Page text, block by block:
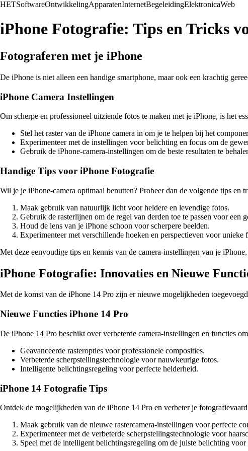
HETSoftwareOntwikkelingApparatenInternetBegeleidingElektronicaWeb
iPhone Fotografie: Tips en Tricks
Fotograferen met je iPhone
De iPhone is niet alleen een handige smartphone, maar ook een krachtig
iPhone Camera Instellingen
Om scherpe en professioneel uitziende fotos te maken met je iPhone, is het
Stel het raster van de iPhone camera in om je te helpen bij het
Experimenteer met de instellingen voor belichting en focus om de
Gebruik de iPhone-camera-instellingen om de beste resultaten te
Handige Tips voor iPhone Fotografie
Wil je je iPhone-camera optimaal benutten? Probeer dan de volgende tips en
Maak gebruik van natuurlijk licht voor heldere en levendige fotos.
Gebruik de rasterlijnen om de regel van derden toe te passen voor een
Houd de lens van je iPhone schoon voor scherpere beelden.
Experimenteer met verschillende hoeken en perspectieven voor unieke
Met deze eenvoudige tips en kennis van de camera-instellingen van je
iPhone Fotografie: Innovaties en Nieuwe
Met de komst van de iPhone 14 Pro zijn er nieuwe mogelijkheden
Nieuwe Functies iPhone 14 Pro
De iPhone 14 Pro beschikt over verbeterde camera-instellingen en functies
Geavanceerde rasteropties voor professionele composities.
Verbeterde scherpstellingstechnologie voor nauwkeurige fotos.
Intelligente belichtingsregeling voor perfecte helderheid.
iPhone 14 Fotografie Tips
Ontdek de mogelijkheden van de iPhone 14 Pro en verbeter je
Maak gebruik van de nieuwe rastercamera-instellingen voor perfecte
Experimenteer met de verbeterde scherpstellingstechnologie voor
Speel met de intelligent belichtingsregeling om de juiste belichting voor